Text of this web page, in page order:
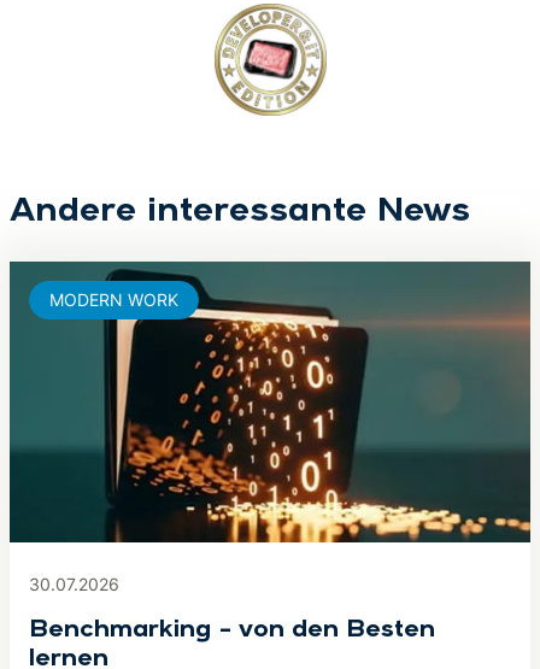
Andere interessante News
30.07.2026
Benchmarking – von den Besten
lernen
MODERN WORK